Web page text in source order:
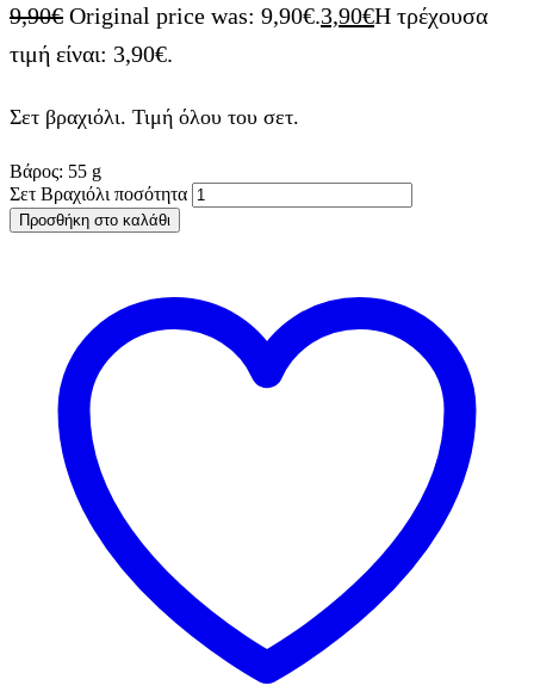
9,90€ Original price was: 9,90€.3,90€Η τρέχουσα
τιμή είναι: 3,90€.
Σετ βραχιόλι. Τιμή όλου του σετ.
Βάρος: 55 g
Σετ Βραχιόλι ποσότητα
Προσθήκη στο καλάθι